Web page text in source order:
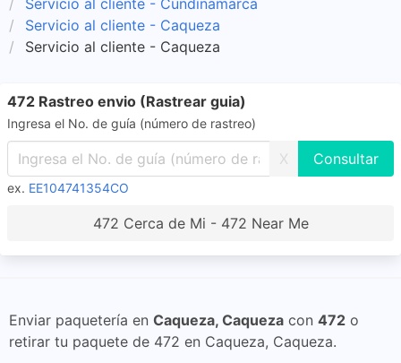
Servicio al cliente - Cundinamarca
Servicio al cliente - Caqueza
Servicio al cliente - Caqueza
472 Rastreo envio (Rastrear guia)
Ingresa el No. de guía (número de rastreo)
X
ex. EE104741354CO
472 Cerca de Mi - 472 Near Me
Enviar paquetería en Caqueza, Caqueza con 472 o
retirar tu paquete de 472 en Caqueza, Caqueza.